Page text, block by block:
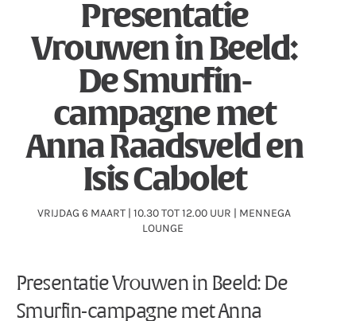
Presentatie
Vrouwen in Beeld:
De Smurfin-
campagne met
Anna Raadsveld en
Isis Cabolet
VRIJDAG 6 MAART | 10.30 TOT 12.00 UUR | MENNEGA
LOUNGE
Presentatie Vrouwen in Beeld: De
Smurfin-campagne met Anna